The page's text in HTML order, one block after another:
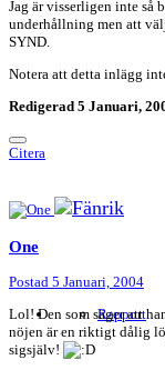
Jag är visserligen inte
underhållning men att
SYND.
Notera att detta inlägg
Redigerad 5 Januari,
Citera
One
Postad 5 Januari, 2004
Rapport
Lol! Den som säger att
nöjen är en riktigt dålig
sigsjälv!